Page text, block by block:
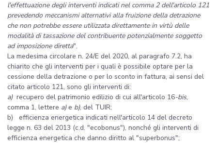
l'effettuazione degli interventi indicati nel comma 2 dell'articolo 121
prevedendo meccanismi alternativi alla fruizione della detrazione
che non potrebbe essere utilizzata direttamente in virtù delle
modalità di tassazione del contribuente potenzialmente soggetto
ad imposizione diretta".
La medesima circolare n. 24/E del 2020, al paragrafo 7.2, ha
chiarito che gli interventi per i quali è possibile optare per la
cessione della detrazione o per lo sconto in fattura, ai sensi del
citato articolo 121, sono gli interventi di:
a)recupero del patrimonio edilizio di cui all'articolo 16-bis,
comma 1, lettere a)e b), del TUIR;
b) efficienza energetica indicati nell'articolo 14 del decreto
legge n. 63 del 2013 (c.d. "ecobonus"), nonché gli interventi di
efficienza energetica che danno diritto al "superbonus";